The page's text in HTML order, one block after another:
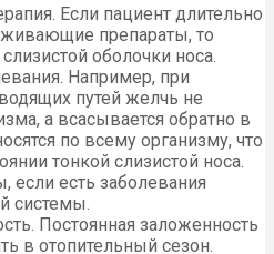
Если пациент длительно
препараты, то
оболочки носа.
Например, при
путей желчь не
а всасывается обратно в
по всему организму, что
тонкой слизистой носа.
если есть заболевания
системы.
Постоянная заложенность
в отопительный сезон.